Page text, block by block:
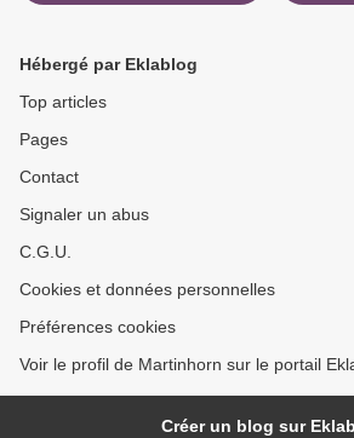
Hébergé par Eklablog
Top articles
Pages
Contact
Signaler un abus
C.G.U.
Cookies et données personnelles
Préférences cookies
Voir le profil de Martinhorn sur le portail
Créer un blog sur